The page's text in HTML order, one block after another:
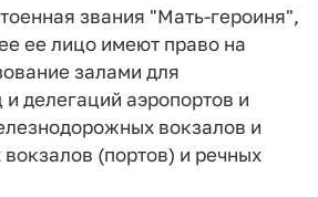
звания "Мать-героиня",
ее лицо имеют право на
залами для
делегаций аэропортов и
вокзалов и
(портов) и речных